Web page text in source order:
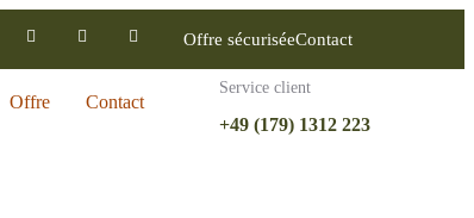
Offre sécuriséeContact
Offre Contact
Service client
+49 (179) 1312 223